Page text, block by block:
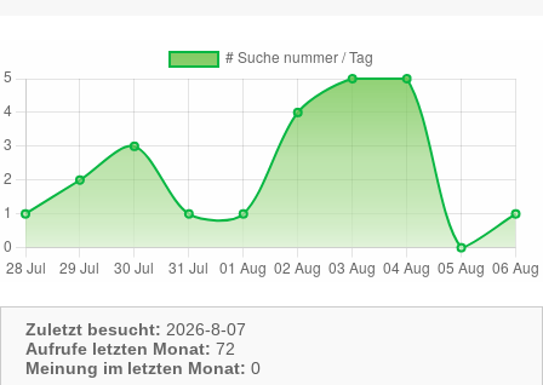
Zuletzt besucht: 2026-8-07
Aufrufe letzten Monat: 72
Meinung im letzten Monat: 0